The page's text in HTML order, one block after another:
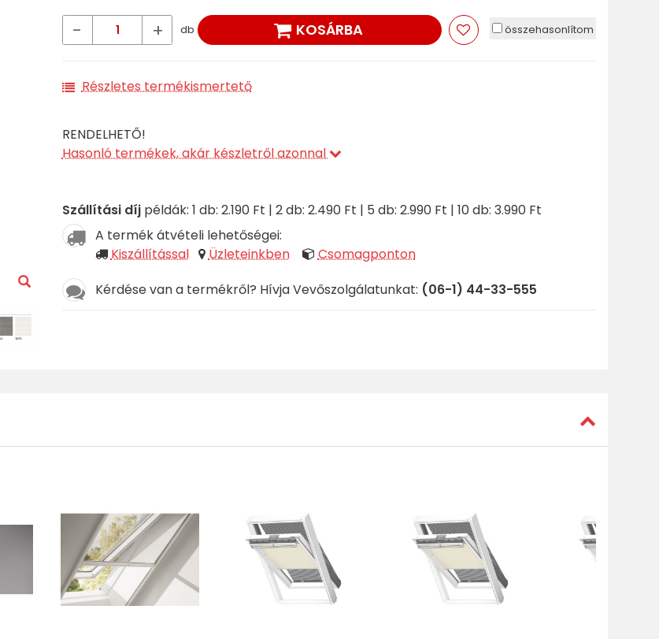
- + db KOSÁRBA összehasonlítom
Részletes termékismertető
RENDELHETŐ!
Hasonló termékek, akár készletről azonnal
Szállítási díjpéldák: 1 db: 2.190 Ft | 2 db: 2.490 Ft | 5 db: 2.990 Ft | 10 db: 3.990 Ft
A termék átvételi lehetőségei:
Kiszállítással
Üzleteinkben
Csomagponton
Kérdése van a termékről? Hívja Vevőszolgálatunkat: (06-1) 44-33-555